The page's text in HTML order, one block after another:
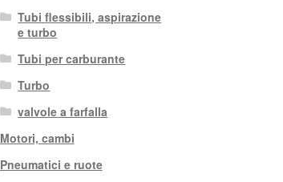
Tubi flessibili, aspirazione
e turbo
Tubi per carburante
Turbo
valvole a farfalla
Motori, cambi
Pneumatici e ruote